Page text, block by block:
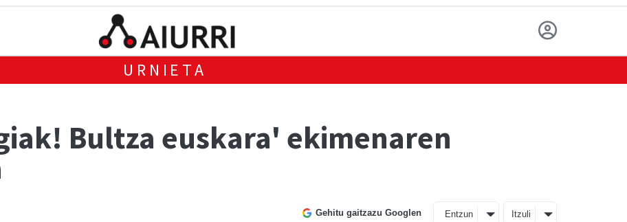
URNIETA
Bultza euskara' ekimenaren
Gehitu gaitzazu Googlen Entzun Itzuli